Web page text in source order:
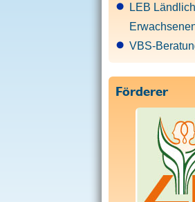
LEB
VBS-
Förderer